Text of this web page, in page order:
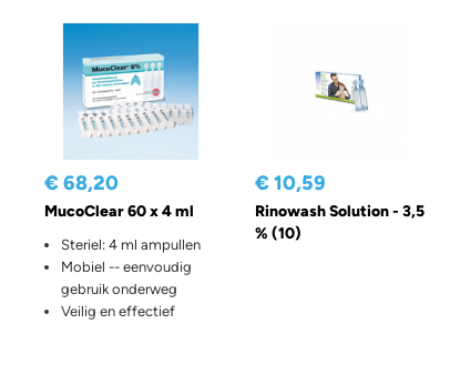
€ 68,20
MucoClear 60 x 4 ml
Steriel: 4 ml ampullen
Mobiel -- eenvoudig
gebruik onderweg
Veilig en effectief
€ 10,59
Rinowash Solution - 3,5
% (10)